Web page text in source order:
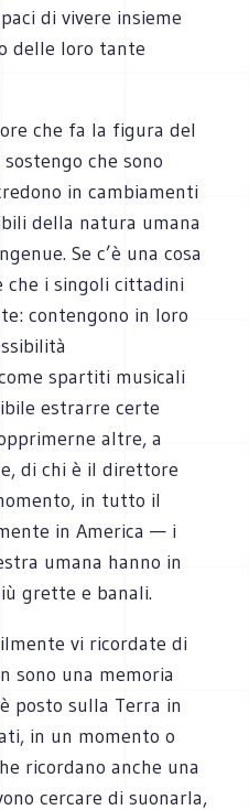
di vivere insieme
delle loro tante
che fa la figura del
che sono
in cambiamenti
della natura umana
Se c’è una cosa
che i singoli cittadini
contengono in loro
spartiti musicali
estrarre certe
altre, a
di chi è il direttore
in tutto il
in America — i
umana hanno in
grette e banali.
vi ricordate di
sono una memoria
posto sulla Terra in
in un momento o
ricordano anche una
cercare di suonarla,